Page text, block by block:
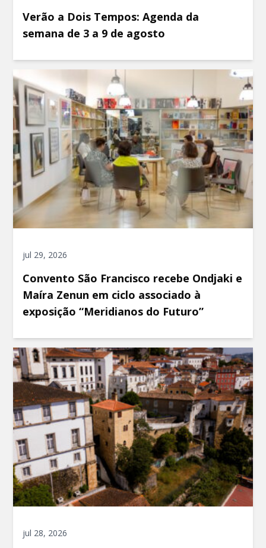
Verão a Dois Tempos: Agenda da
semana de 3 a 9 de agosto
jul 29, 2026
Convento São Francisco recebe Ondjaki e
Maíra Zenun em ciclo associado à
exposição “Meridianos do Futuro”
jul 28, 2026